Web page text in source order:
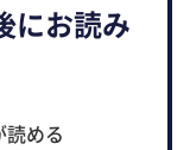
にお読み
める